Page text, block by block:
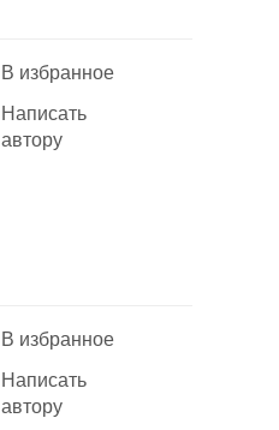
В избранное
Написать
автору
В избранное
Написать
автору